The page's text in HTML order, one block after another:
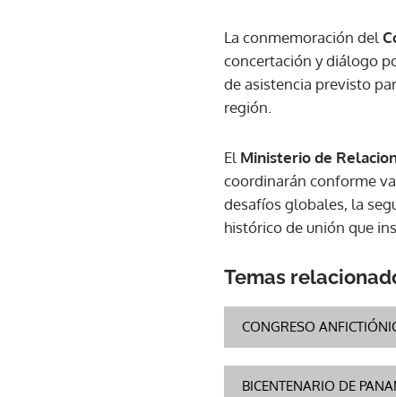
La conmemoración del
concertación y diálogo
de asistencia previsto
región.
El Ministerio de
coordinarán conforme
desafíos globales, la
histórico de unión que
Temas
CONGRESO
BICENTENARIO DE